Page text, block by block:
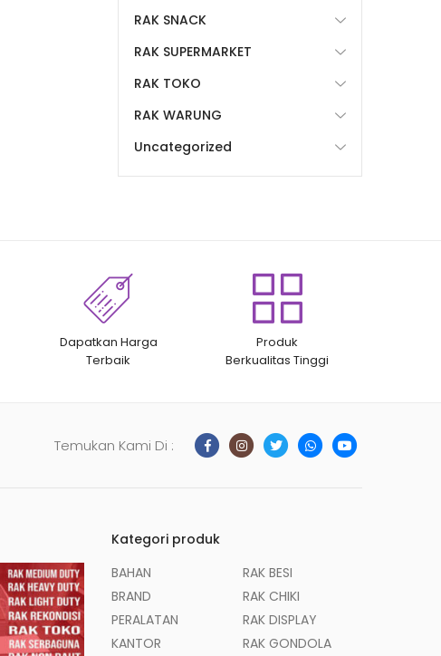
RAK SNACK
RAK SUPERMARKET
RAK TOKO
RAK WARUNG
Uncategorized
Dapatkan Harga
Terbaik
Produk
Berkualitas Tinggi
Temukan Kami Di :
Kategori produk
BAHAN
BRAND
PERALATAN
KANTOR
RAK BESI
RAK CHIKI
RAK DISPLAY
RAK GONDOLA